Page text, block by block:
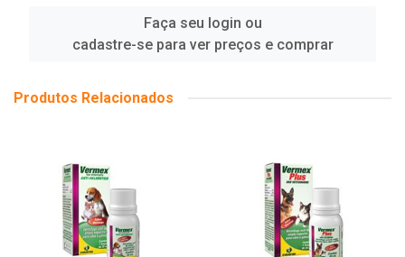
Faça seu login ou
cadastre-se para ver preços e comprar
Produtos Relacionados